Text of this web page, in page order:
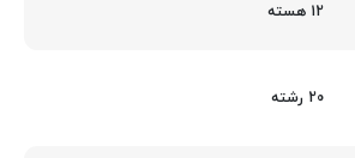
12 هسته
20 رشته